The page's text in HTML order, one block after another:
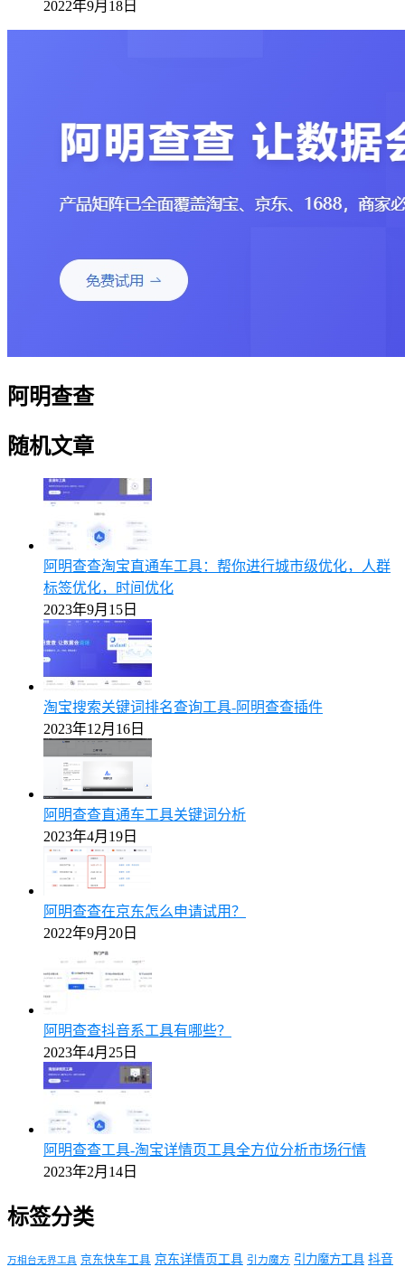
2022年9月18日
阿明查查
随机文章
阿明查查淘宝直通车工具：帮你进行城市级优化，人群
标签优化，时间优化
2023年9月15日
淘宝搜索关键词排名查询工具-阿明查查插件
2023年12月16日
阿明查查直通车工具关键词分析
2023年4月19日
阿明查查在京东怎么申请试用？
2022年9月20日
阿明查查抖音系工具有哪些？
2023年4月25日
阿明查查工具-淘宝详情页工具全方位分析市场行情
2023年2月14日
标签分类
万相台无界工具 京东快车工具 京东详情页工具 引力魔方 引力魔方工具 抖音